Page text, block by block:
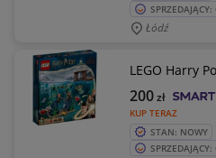
Łódź
LEGO Harry
KUP TERAZ
200zł
STAN: NOWY